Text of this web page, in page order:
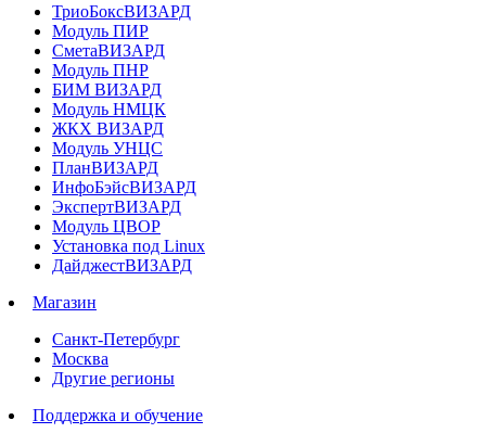
ТриоБоксВИЗАРД
Модуль ПИР
СметаВИЗАРД
Модуль ПНР
БИМ ВИЗАРД
Модуль НМЦК
ЖКХ ВИЗАРД
Модуль УНЦС
ПланВИЗАРД
ИнфоБэйсВИЗАРД
ЭкспертВИЗАРД
Модуль ЦВОР
Установка под Linux
ДайджестВИЗАРД
Магазин
Санкт-Петербург
Москва
Другие регионы
Поддержка и обучение